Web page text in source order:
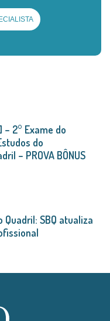
– 2° Exame do
do
– PROVA BÔNUS
SBQ atualiza